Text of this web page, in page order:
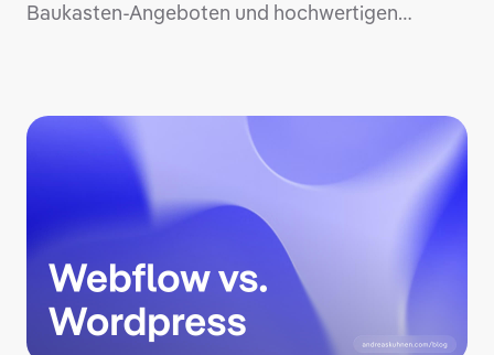
Baukasten-Angeboten und hochwertigen
Markenwirkung. Erfahre in diesem Artikel, wie du
Webdesign Preise kalkulierst, welche
versteckten Kosten in scheinbar günstigen
Angeboten lauern und wie du Kosten sparen
kannst, ohne auf Qualität zu verzichten.